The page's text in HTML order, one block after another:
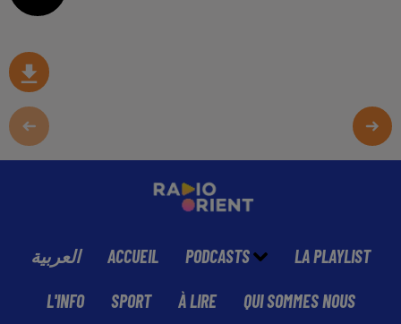
العربية ACCUEIL PODCASTS LA PLAYLIST
L'INFO SPORT À LIRE QUI SOMMES NOUS